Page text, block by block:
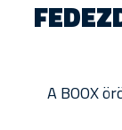
A BOOX